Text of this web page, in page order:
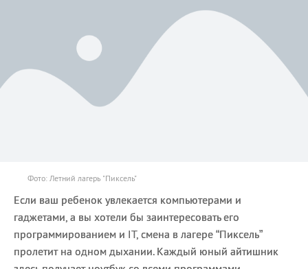
Фото: Летний лагерь "Пиксель"
Если ваш ребенок увлекается компьютерами и
гаджетами, а вы хотели бы заинтересовать его
программированием и IT, смена в лагере “Пиксель”
пролетит на одном дыхании. Каждый юный айтишник